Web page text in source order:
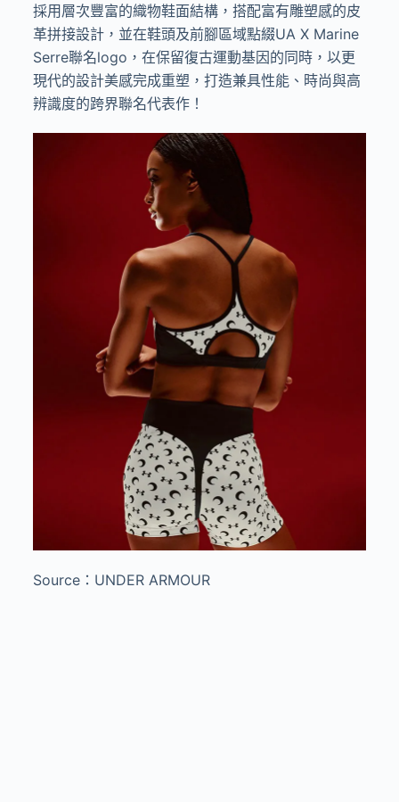
採用層次豐富的織物鞋面結構，搭配富有雕塑感的皮
革拼接設計，並在鞋頭及前腳區域點綴UA X Marine
Serre聯名logo ，在保留復古運動基因的同時，以更
現代的設計美感完成重塑，打造兼具性能、時尚與高
辨識度的跨界聯名代表作！
Source：UNDER ARMOUR